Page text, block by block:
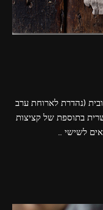
(נהדרת לארוחת ערב
בתוספת של קציצות
לשישי …